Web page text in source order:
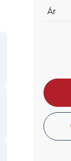
Ár